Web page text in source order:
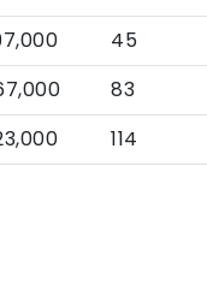
45
83
114